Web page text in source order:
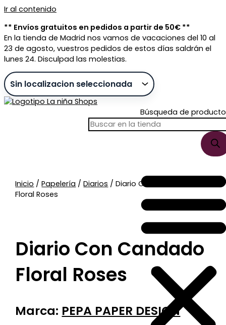
Ir al contenido
** Envíos gratuitos en pedidos a partir de 50€ **
En la tienda de Madrid nos vamos de vacaciones del 10 al
23 de agosto, vuestros pedidos de estos días saldrán el
lunes 24. Disculpad las molestias.
Búsqueda de
Inicio /Papelería /Diarios / Diario Con Candado
Floral Roses
Diario Con Candado
Floral Roses
Marca: PEPA PAPER DESIGN